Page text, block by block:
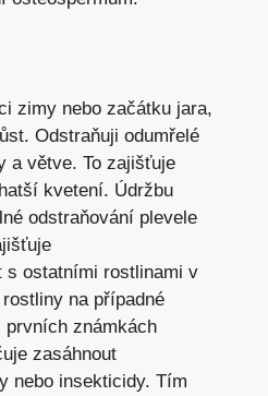
zimy nebo začátku jara,
Odstraňuji odumřelé
a větve. To zajišťuje
kvetení. Údržbu
odstraňování plevele
s ostatními rostlinami v
na případné
prvních známkách
zasáhnout
nebo insekticidy. Tím